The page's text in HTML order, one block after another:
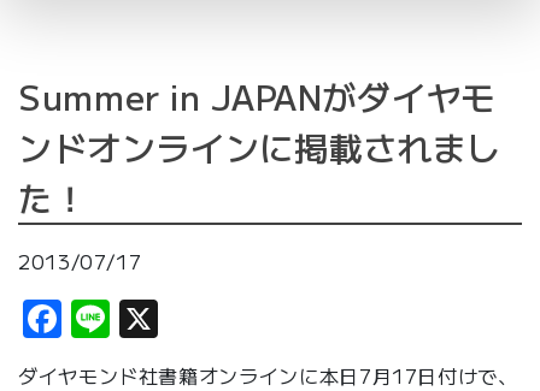
Summer in JAPANがダイヤモ
ンドオンラインに掲載されまし
た！
2013/07/17
Facebook
Line
ダイヤモンド社書籍オンラインに本日7月17日付けで、